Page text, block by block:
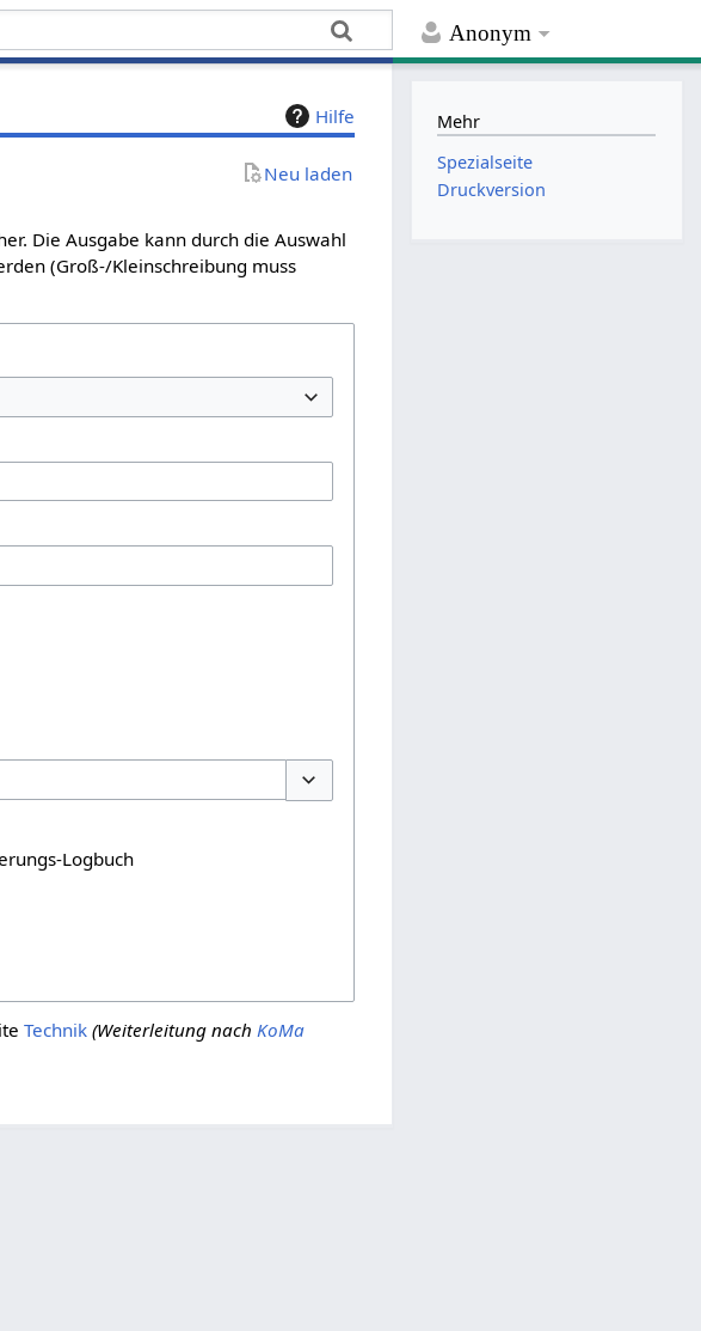
Anonym
Hilfe
Neu laden
Die Ausgabe kann durch die Auswahl
(Groß-/Kleinschreibung muss
Logbuch
Technik (Weiterleitung nach KoMa
Mehr
Spezialseite
Druckversion